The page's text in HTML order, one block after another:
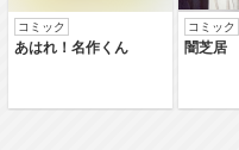
コミック
あはれ！名作くん
コミック
闇芝居